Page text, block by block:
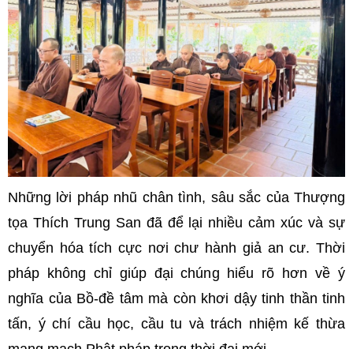
Những lời pháp nhũ chân tình, sâu sắc của Thượng
tọa Thích Trung San đã để lại nhiều cảm xúc và sự
chuyển hóa tích cực nơi chư hành giả an cư. Thời
pháp không chỉ giúp đại chúng hiểu rõ hơn về ý
nghĩa của Bồ-đề tâm mà còn khơi dậy tinh thần tinh
tấn, ý chí cầu học, cầu tu và trách nhiệm kế thừa